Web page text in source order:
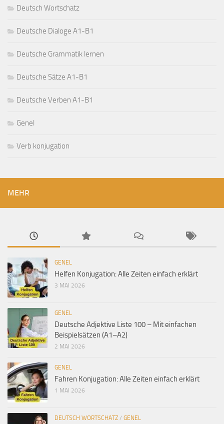
Deutsch Wortschatz
Deutsche Dialoge A1-B1
Deutsche Grammatik lernen
Deutsche Sätze A1-B1
Deutsche Verben A1-B1
Genel
Verb konjugation
MEHR
GENEL
Helfen Konjugation: Alle Zeiten einfach erklärt
3 MAI 2026
GENEL
Deutsche Adjektive Liste 100 – Mit einfachen
Beispielsätzen (A1–A2)
2 MAI 2026
GENEL
Fahren Konjugation: Alle Zeiten einfach erklärt
1 MAI 2026
DEUTSCH WORTSCHATZ / GENEL